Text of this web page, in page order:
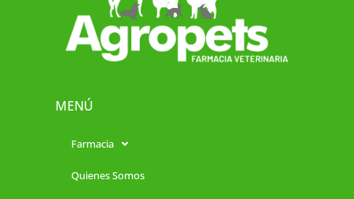
MENÚ
Farmacia
Quienes Somos